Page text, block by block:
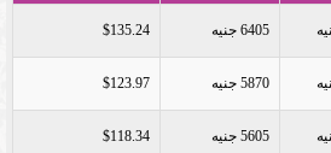
6405 جنيه $135.24
5870 جنيه $123.97
5605 جنيه $118.34